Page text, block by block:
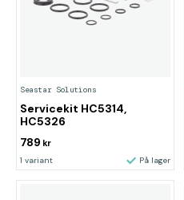
Seastar Solutions
Servicekit HC5314,
HC5326
789 kr
1 variant På lager